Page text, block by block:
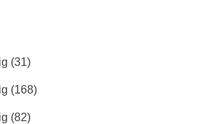
(31)
(168)
(82)